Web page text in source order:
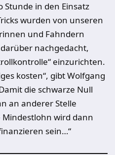
Stunde in den Einsatz
wurden von unseren
und Fahndern
nachgedacht,
einzurichten.
kosten“, gibt Wolfgang
die schwarze Null
an anderer Stelle
wird dann
sein…“